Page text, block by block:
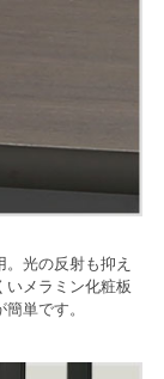
光の反射も抑え
いメラミン化粧板
単です。